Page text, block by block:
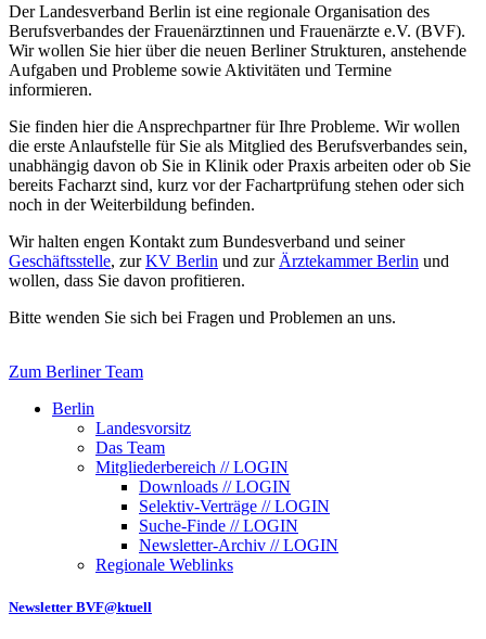
Der Landesverband Berlin ist eine regionale Organisation des
Berufsverbandes der Frauenärztinnen und Frauenärzte e.V. (BVF).
Wir wollen Sie hier über die neuen Berliner Strukturen, anstehende
Aufgaben und Probleme sowie Aktivitäten und Termine
informieren.
Sie finden hier die Ansprechpartner für Ihre Probleme. Wir wollen
die erste Anlaufstelle für Sie als Mitglied des Berufsverbandes sein,
unabhängig davon ob Sie in Klinik oder Praxis arbeiten oder ob Sie
bereits Facharzt sind, kurz vor der Fachartprüfung stehen oder sich
noch in der Weiterbildung befinden.
Wir halten engen Kontakt zum Bundesverband und seiner
Geschäftsstelle, zurKV Berlin und zur Ärztekammer Berlin und
wollen, dass Sie davon profitieren.
Bitte wenden Sie sich bei Fragen und Problemen an uns.
Zum Berliner Team
Berlin
Landesvorsitz
Das Team
Mitgliederbereich // LOGIN
Downloads // LOGIN
Selektiv-Verträge // LOGIN
Suche-Finde // LOGIN
Newsletter-Archiv // LOGIN
Regionale Weblinks
Newsletter BVF@ktuell